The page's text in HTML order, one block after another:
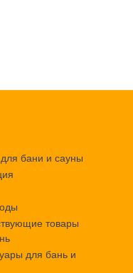
бани и сауны
товары
для бань и